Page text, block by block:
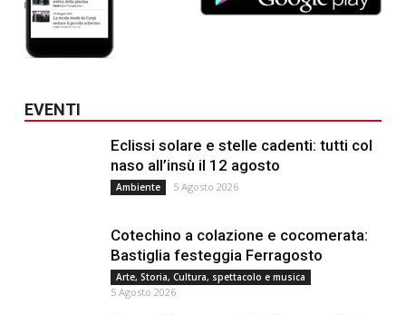
EVENTI
Eclissi solare e stelle cadenti: tutti col
naso all’insù il 12 agosto
Ambiente 5 Agosto 2026
Cotechino a colazione e cocomerata:
Bastiglia festeggia Ferragosto
Arte, Storia, Cultura, spettacolo e musica
5 Agosto 2026